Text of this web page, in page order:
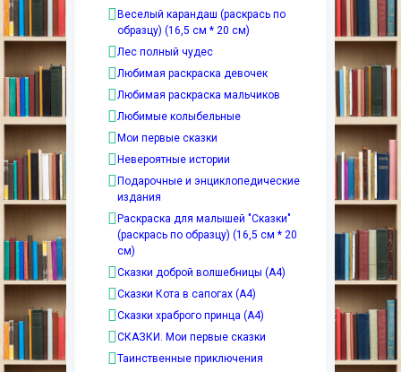
Веселый карандаш (раскрась по
образцу) (16,5 см * 20 см)
Лес полный чудес
Любимая раскраска девочек
Любимая раскраска мальчиков
Любимые колыбельные
Мои первые сказки
Невероятные истории
Подарочные и энциклопедические
издания
Раскраска для малышей "Сказки"
(раскрась по образцу) (16,5 см * 20
см)
Сказки доброй волшебницы (А4)
Сказки Кота в сапогах (А4)
Сказки храброго принца (А4)
СКАЗКИ. Мои первые сказки
Таинственные приключения